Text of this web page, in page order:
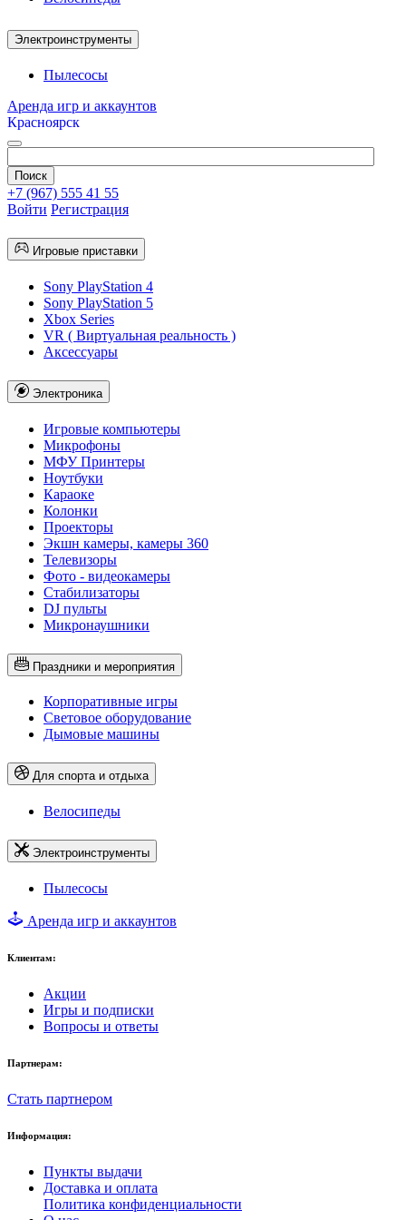
Электроинструменты
Пылесосы
Аренда игр и аккаунтов
Красноярск
+7 (967) 555 41 55
Войти Регистрация
Игровые приставки
Sony PlayStation 4
Sony PlayStation 5
Xbox Series
VR ( Виртуальная реальность )
Аксессуары
Электроника
Игровые компьютеры
Микрофоны
МФУ Принтеры
Ноутбуки
Караоке
Колонки
Проекторы
Экшн камеры, камеры 360
Телевизоры
Фото - видеокамеры
Стабилизаторы
DJ пульты
Микронаушники
Праздники и мероприятия
Корпоративные игры
Световое оборудование
Дымовые машины
Для спорта и отдыха
Велосипеды
Электроинструменты
Пылесосы
Аренда игр и аккаунтов
Клиентам:
Акции
Игры и подписки
Вопросы и ответы
Партнерам:
Стать партнером
Информация:
Пункты выдачи
Доставка и оплата
Политика конфиденциальности